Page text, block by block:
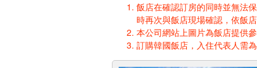
飯店在確認訂房的同時並無法
時再次與飯店現場確認，依飯店
本公司網站上圖片為飯店提供
訂購韓國飯店，入住代表人需為